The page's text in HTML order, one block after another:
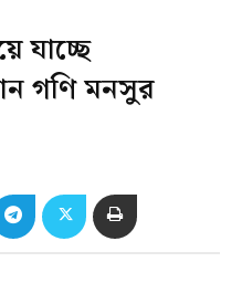
যাচ্ছে
গণি মনসুর